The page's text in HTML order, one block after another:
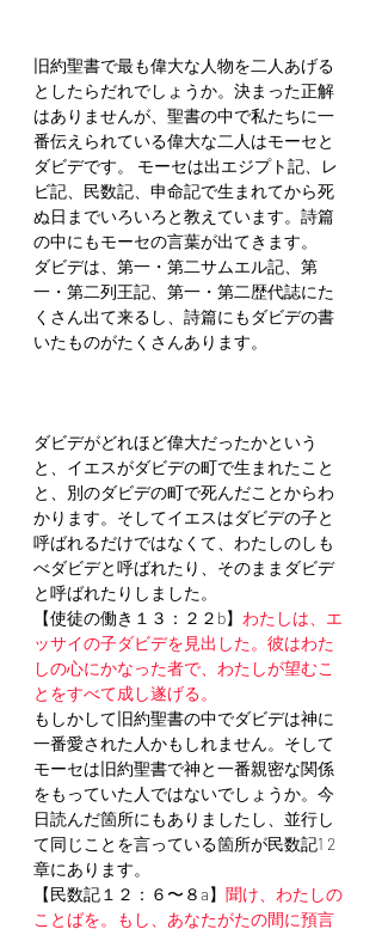
旧約聖書で最も偉大な人物を二人あげる
としたらだれでしょうか。決まった正解
はありませんが、聖書の中で私たちに一
番伝えられている偉大な二人はモーセと
ダビデです。 モーセは出エジプト記、レ
ビ記、民数記、申命記で生まれてから死
ぬ日までいろいろと教えています。詩篇
の中にもモーセの言葉が出てきます。
ダビデは、第一・第二サムエル記、第
一・第二列王記、第一・第二歴代誌にた
くさん出て来るし、詩篇にもダビデの書
いたものがたくさんあります。
ダビデがどれほど偉大だったかという
と、イエスがダビデの町で生まれたこと
と、別のダビデの町で死んだことからわ
かります。そしてイエスはダビデの子と
呼ばれるだけではなくて、わたしのしも
べダビデと呼ばれたり、そのままダビデ
と呼ばれたりしました。
【使徒の働き１３：２２b】 わたしは、エ
ッサイの子ダビデを見出した。彼はわた
しの心にかなった者で、わたしが望むこ
とをすべて成し遂げる。
もしかして旧約聖書の中でダビデは神に
一番愛された人かもしれません。そして
モーセは旧約聖書で神と一番親密な関係
をもっていた人ではないでしょうか。今
日読んだ箇所にもありましたし、並行し
て同じことを言っている箇所が民数記1 2
章にあります。
【民数記１２：６〜８a】 聞け、わたしの
ことばを。もし、あなたがたの間に預言